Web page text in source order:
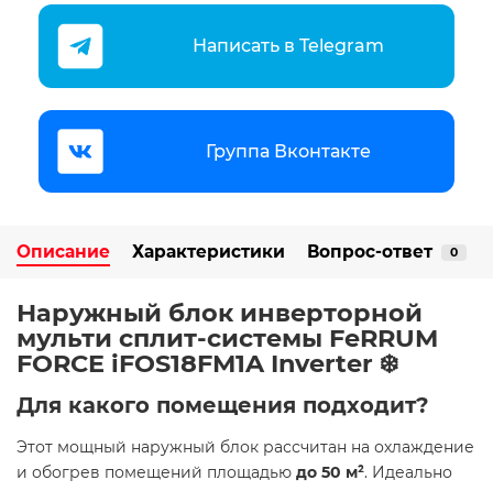
Написать в Telegram
Группа Вконтакте
Описание Характеристики Вопрос-ответ 0
Наружный блок инверторной
мульти сплит-системы FeRRUM
FORCE iFOS18FM1A Inverter ❄️
Для какого помещения подходит?
Этот мощный наружный блок рассчитан на охлаждение
и обогрев помещений площадью до 50 м². Идеально